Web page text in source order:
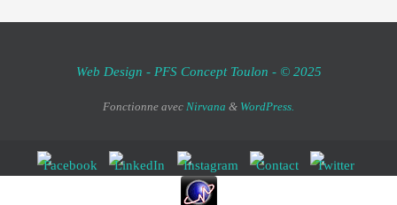
Web Design - PFS Concept Toulon - © 2025
Fonctionne avec Nirvana & WordPress.